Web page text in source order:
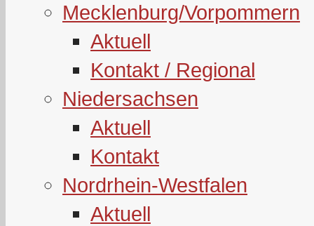
Mecklenburg/Vorpommern
Aktuell
Kontakt / Regional
Niedersachsen
Aktuell
Kontakt
Nordrhein-Westfalen
Aktuell